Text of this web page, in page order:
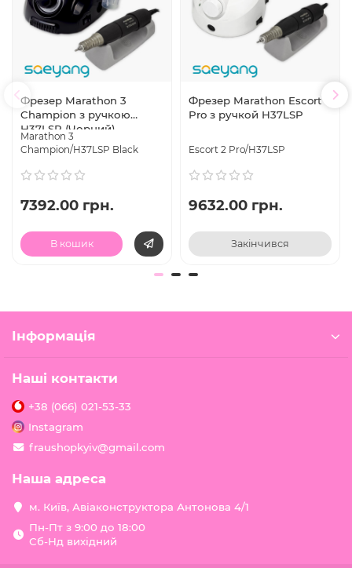
Фрезер Marathon 3
Champion з ручкою
H37LSP (Чорний)
Marathon 3
Champion/H37LSP Black
7392.00 грн.
В кошик
Фрезер Marathon Escort 2
Pro з ручкой H37LSP
Escort 2 Pro/H37LSP
9632.00 грн.
Закінчився
Інформація
Наші контакти
+38 (066) 021-53-33
Instagram
fraushopkyiv@gmail.com
Наша адреса
м. Київ, Авіаконструктора Антонова 4/1
Пн-Пт з 9:00 до 18:00
Сб-Нд вихідний